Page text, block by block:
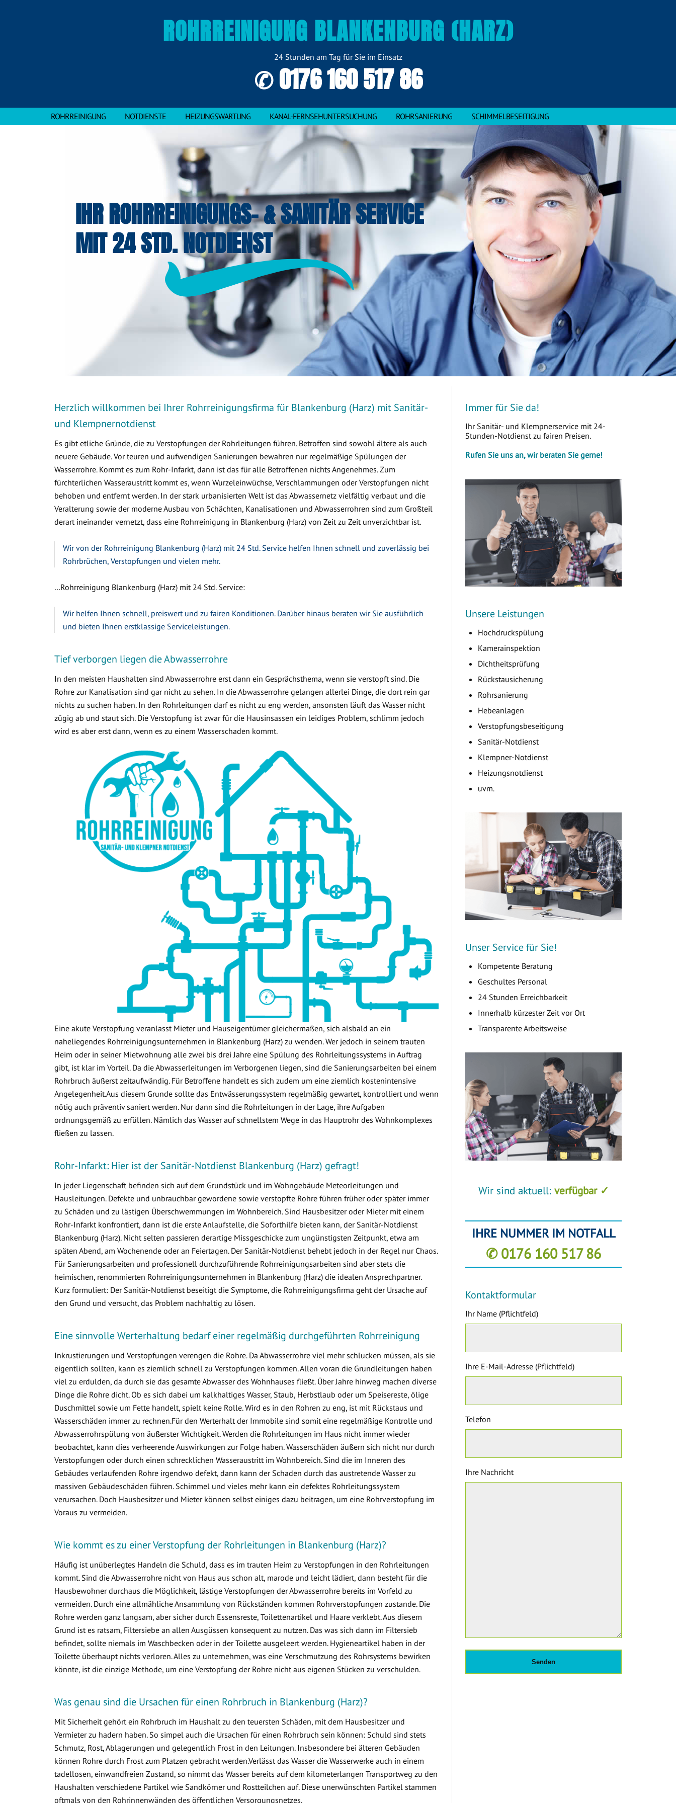
ROHRREINIGUNG BLANKENBURG (HARZ)
24 Stunden am Tag für Sie im Einsatz
✆ 0176 160 517 86
ROHRREINIGUNG NOTDIENSTE HEIZUNGSWARTUNG KANAL-FERNSEHUNTERSUCHUNG ROHRSANIERUNG SCHIMMELBESEITIGUNG
IHR ROHRREINIGUNGS- & SANITÄR SERVICE
MIT 24 STD. NOTDIENST
Herzlich willkommen bei Ihrer Rohrreinigungsfirma für Blankenburg (Harz) mit Sanitär-
und Klempnernotdienst
Es gibt etliche Gründe, die zu Verstopfungen der Rohrleitungen führen. Betroffen sind sowohl ältere als auch
neuere Gebäude. Vor teuren und aufwendigen Sanierungen bewahren nur regelmäßige Spülungen der
Wasserrohre. Kommt es zum Rohr-Infarkt, dann ist das für alle Betroffenen nichts Angenehmes. Zum
fürchterlichen Wasseraustritt kommt es, wenn Wurzeleinwüchse, Verschlammungen oder Verstopfungen nicht
behoben und entfernt werden. In der stark urbanisierten Welt ist das Abwassernetz vielfältig verbaut und die
Veralterung sowie der moderne Ausbau von Schächten, Kanalisationen und Abwasserrohren sind zum Großteil
derart ineinander vernetzt, dass eine Rohrreinigung in Blankenburg (Harz) von Zeit zu Zeit unverzichtbar ist.
Wir von der Rohrreinigung Blankenburg (Harz) mit 24 Std. Service helfen Ihnen schnell und zuverlässig bei
Rohrbrüchen, Verstopfungen und vielen mehr.
…Rohrreinigung Blankenburg (Harz) mit 24 Std. Service:
Wir helfen Ihnen schnell, preiswert und zu fairen Konditionen. Darüber hinaus beraten wir Sie ausführlich
und bieten Ihnen erstklassige Serviceleistungen.
Tief verborgen liegen die Abwasserrohre
In den meisten Haushalten sind Abwasserrohre erst dann ein Gesprächsthema, wenn sie verstopft sind. Die
Rohre zur Kanalisation sind gar nicht zu sehen. In die Abwasserrohre gelangen allerlei Dinge, die dort rein gar
nichts zu suchen haben. In den Rohrleitungen darf es nicht zu eng werden, ansonsten läuft das Wasser nicht
zügig ab und staut sich. Die Verstopfung ist zwar für die Hausinsassen ein leidiges Problem, schlimm jedoch
wird es aber erst dann, wenn es zu einem Wasserschaden kommt.
Eine akute Verstopfung veranlasst Mieter und Hauseigentümer gleichermaßen, sich alsbald an ein
naheliegendes Rohrreinigungsunternehmen in Blankenburg (Harz) zu wenden. Wer jedoch in seinem trauten
Heim oder in seiner Mietwohnung alle zwei bis drei Jahre eine Spülung des Rohrleitungssystems in Auftrag
gibt, ist klar im Vorteil. Da die Abwasserleitungen im Verborgenen liegen, sind die Sanierungsarbeiten bei einem
Rohrbruch äußerst zeitaufwändig. Für Betroffene handelt es sich zudem um eine ziemlich kostenintensive
Angelegenheit.Aus diesem Grunde sollte das Entwässerungssystem regelmäßig gewartet, kontrolliert und wenn
nötig auch präventiv saniert werden. Nur dann sind die Rohrleitungen in der Lage, ihre Aufgaben
ordnungsgemäß zu erfüllen. Nämlich das Wasser auf schnellstem Wege in das Hauptrohr des Wohnkomplexes
fließen zu lassen.
Rohr-Infarkt: Hier ist der Sanitär-Notdienst Blankenburg (Harz) gefragt!
In jeder Liegenschaft befinden sich auf dem Grundstück und im Wohngebäude Meteorleitungen und
Hausleitungen. Defekte und unbrauchbar gewordene sowie verstopfte Rohre führen früher oder später immer
zu Schäden und zu lästigen Überschwemmungen im Wohnbereich. Sind Hausbesitzer oder Mieter mit einem
Rohr-Infarkt konfrontiert, dann ist die erste Anlaufstelle, die Soforthilfe bieten kann, der Sanitär-Notdienst
Blankenburg (Harz). Nicht selten passieren derartige Missgeschicke zum ungünstigsten Zeitpunkt, etwa am
späten Abend, am Wochenende oder an Feiertagen. Der Sanitär-Notdienst behebt jedoch in der Regel nur Chaos.
Für Sanierungsarbeiten und professionell durchzuführende Rohrreinigungsarbeiten sind aber stets die
heimischen, renommierten Rohrreinigungsunternehmen in Blankenburg (Harz) die idealen Ansprechpartner.
Kurz formuliert: Der Sanitär-Notdienst beseitigt die Symptome, die Rohrreinigungsfirma geht der Ursache auf
den Grund und versucht, das Problem nachhaltig zu lösen.
Eine sinnvolle Werterhaltung bedarf einer regelmäßig durchgeführten Rohrreinigung
Inkrustierungen und Verstopfungen verengen die Rohre. Da Abwasserrohre viel mehr schlucken müssen, als sie
eigentlich sollten, kann es ziemlich schnell zu Verstopfungen kommen. Allen voran die Grundleitungen haben
viel zu erdulden, da durch sie das gesamte Abwasser des Wohnhauses fließt. Über Jahre hinweg machen diverse
Dinge die Rohre dicht. Ob es sich dabei um kalkhaltiges Wasser, Staub, Herbstlaub oder um Speisereste, ölige
Duschmittel sowie um Fette handelt, spielt keine Rolle. Wird es in den Rohren zu eng, ist mit Rückstaus und
Wasserschäden immer zu rechnen.Für den Werterhalt der Immobile sind somit eine regelmäßige Kontrolle und
Abwasserrohrspülung von äußerster Wichtigkeit. Werden die Rohrleitungen im Haus nicht immer wieder
beobachtet, kann dies verheerende Auswirkungen zur Folge haben. Wasserschäden äußern sich nicht nur durch
Verstopfungen oder durch einen schrecklichen Wasseraustritt im Wohnbereich. Sind die im Inneren des
Gebäudes verlaufenden Rohre irgendwo defekt, dann kann der Schaden durch das austretende Wasser zu
massiven Gebäudeschäden führen. Schimmel und vieles mehr kann ein defektes Rohrleitungssystem
verursachen. Doch Hausbesitzer und Mieter können selbst einiges dazu beitragen, um eine Rohrverstopfung im
Voraus zu vermeiden.
Wie kommt es zu einer Verstopfung der Rohrleitungen in Blankenburg (Harz)?
Häufig ist unüberlegtes Handeln die Schuld, dass es im trauten Heim zu Verstopfungen in den Rohrleitungen
kommt. Sind die Abwasserrohre nicht von Haus aus schon alt, marode und leicht lädiert, dann besteht für die
Hausbewohner durchaus die Möglichkeit, lästige Verstopfungen der Abwasserrohre bereits im Vorfeld zu
vermeiden. Durch eine allmähliche Ansammlung von Rückständen kommen Rohrverstopfungen zustande. Die
Rohre werden ganz langsam, aber sicher durch Essensreste, Toilettenartikel und Haare verklebt. Aus diesem
Grund ist es ratsam, Filtersiebe an allen Ausgüssen konsequent zu nutzen. Das was sich dann im Filtersieb
befindet, sollte niemals im Waschbecken oder in der Toilette ausgeleert werden. Hygieneartikel haben in der
Toilette überhaupt nichts verloren. Alles zu unternehmen, was eine Verschmutzung des Rohrsystems bewirken
könnte, ist die einzige Methode, um eine Verstopfung der Rohre nicht aus eigenen Stücken zu verschulden.
Was genau sind die Ursachen für einen Rohrbruch in Blankenburg (Harz)?
Mit Sicherheit gehört ein Rohrbruch im Haushalt zu den teuersten Schäden, mit dem Hausbesitzer und
Vermieter zu hadern haben. So simpel auch die Ursachen für einen Rohrbruch sein können: Schuld sind stets
Schmutz, Rost, Ablagerungen und gelegentlich Frost in den Leitungen. Insbesondere bei älteren Gebäuden
können Rohre durch Frost zum Platzen gebracht werden.Verlässt das Wasser die Wasserwerke auch in einem
tadellosen, einwandfreien Zustand, so nimmt das Wasser bereits auf dem kilometerlangen Transportweg zu den
Haushalten verschiedene Partikel wie Sandkörner und Rostteilchen auf. Diese unerwünschten Partikel stammen
oftmals von den Rohrinnenwänden des öffentlichen Versorgungsnetzes.
Immer für Sie da!
Ihr Sanitär- und Klempnerservice mit 24-
Stunden-Notdienst zu fairen Preisen.
Rufen Sie uns an, wir beraten Sie gerne!
Unsere Leistungen
Hochdruckspülung
Kamerainspektion
Dichtheitsprüfung
Rückstausicherung
Rohrsanierung
Hebeanlagen
Verstopfungsbeseitigung
Sanitär-Notdienst
Klempner-Notdienst
Heizungsnotdienst
uvm.
Unser Service für Sie!
Kompetente Beratung
Geschultes Personal
24 Stunden Erreichbarkeit
Innerhalb kürzester Zeit vor Ort
Transparente Arbeitsweise
Wir sind aktuell: verfügbar ✓
IHRE NUMMER IM NOTFALL
✆ 0176 160 517 86
Kontaktformular
Ihr Name (Pflichtfeld)
Ihre E-Mail-Adresse (Pflichtfeld)
Telefon
Ihre Nachricht